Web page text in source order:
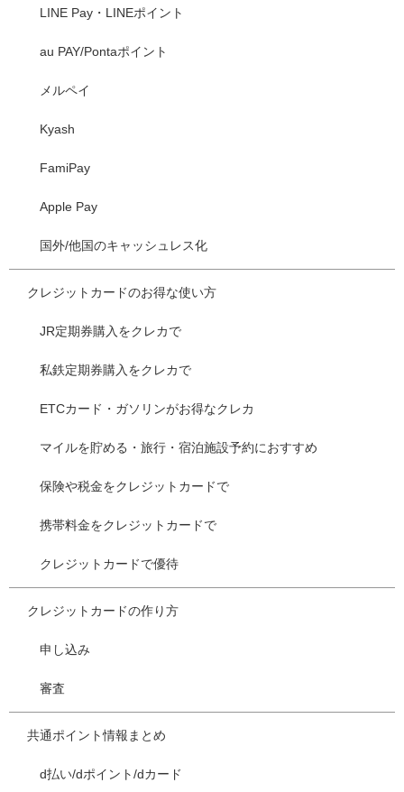
LINE Pay・LINEポイント
au PAY/Pontaポイント
メルペイ
Kyash
FamiPay
Apple Pay
国外/他国のキャッシュレス化
クレジットカードのお得な使い方
JR定期券購入をクレカで
私鉄定期券購入をクレカで
ETCカード・ガソリンがお得なクレカ
マイルを貯める・旅行・宿泊施設予約におすすめ
保険や税金をクレジットカードで
携帯料金をクレジットカードで
クレジットカードで優待
クレジットカードの作り方
申し込み
審査
共通ポイント情報まとめ
d払い/dポイント/dカード